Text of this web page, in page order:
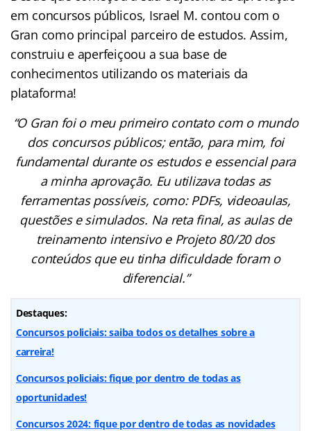
em concursos públicos, Israel M. contou com o
Gran como principal parceiro de estudos. Assim,
construiu e aperfeiçoou a sua base de
conhecimentos utilizando os materiais da
plataforma!
“O Gran foi o meu primeiro contato com o mundo
dos concursos públicos; então, para mim, foi
fundamental durante os estudos e essencial para
a minha aprovação. Eu utilizava todas as
ferramentas possíveis, como: PDFs, videoaulas,
questões e simulados. Na reta final, as aulas de
treinamento intensivo e Projeto 80/20 dos
conteúdos que eu tinha dificuldade foram o
diferencial.”
Destaques:
Concursos policiais: saiba todos os detalhes sobre a
carreira!
Concursos policiais: fique por dentro de todas as
oportunidades!
Concursos 2024: fique por dentro de todas as novidades